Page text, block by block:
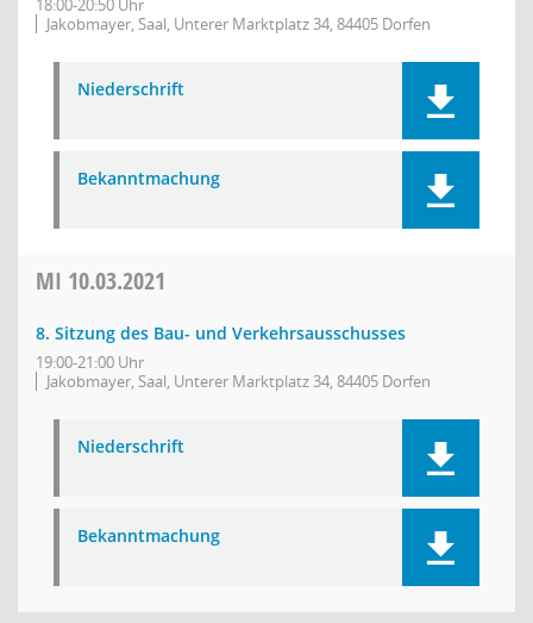
18:00-20:50 Uhr
Jakobmayer, Saal, Unterer Marktplatz 34, 84405 Dorfen
Niederschrift
Bekanntmachung
MI 10.03.2021
8. Sitzung des Bau- und Verkehrsausschusses
19:00-21:00 Uhr
Jakobmayer, Saal, Unterer Marktplatz 34, 84405 Dorfen
Niederschrift
Bekanntmachung